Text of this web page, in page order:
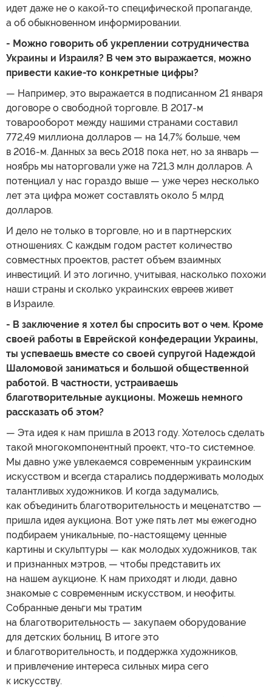
идет даже не о какой-то специфической пропаганде,
а об обыкновенном информировании.
- Можно говорить об укреплении сотрудничества
Украины и Израиля? В чем это выражается, можно
привести какие-то конкретные цифры?
— Например, это выражается в подписанном 21 января
договоре о свободной торговле. В 2017-м
товарооборот между нашими странами составил
772,49 миллиона долларов — на 14,7% больше, чем
в 2016-м. Данных за весь 2018 пока нет, но за январь —
ноябрь мы наторговали уже на 721,3 млн долларов. А
потенциал у нас гораздо выше — уже через несколько
лет эта цифра может составлять около 5 млрд
долларов.
И дело не только в торговле, но и в партнерских
отношениях. С каждым годом растет количество
совместных проектов, растет объем взаимных
инвестиций. И это логично, учитывая, насколько похожи
наши страны и сколько украинских евреев живет
в Израиле.
- В заключение я хотел бы спросить вот о чем. Кроме
своей работы в Еврейской конфедерации Украины,
ты успеваешь вместе со своей супругой Надеждой
Шаломовой заниматься и большой общественной
работой. В частности, устраиваешь
благотворительные аукционы. Можешь немного
рассказать об этом?
— Эта идея к нам пришла в 2013 году. Хотелось сделать
такой многокомпонентный проект, что-то системное.
Мы давно уже увлекаемся современным украинским
искусством и всегда старались поддерживать молодых
талантливых художников. И когда задумались,
как объединить благотворительность и меценатство —
пришла идея аукциона. Вот уже пять лет мы ежегодно
подбираем уникальные, по-настоящему ценные
картины и скульптуры — как молодых художников, так
и признанных мэтров, — чтобы представить их
на нашем аукционе. К нам приходят и люди, давно
знакомые с современным искусством, и неофиты.
Собранные деньги мы тратим
на благотворительность — закупаем оборудование
для детских больниц. В итоге это
и благотворительность, и поддержка художников,
и привлечение интереса сильных мира сего
к искусству.